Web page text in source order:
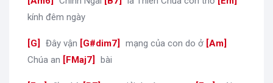
kính đêm ngày
[G Đây vận [G#dim7 mạng của con do ở [Am
Chúa an [FMaj7 bài